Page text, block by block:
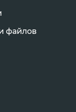
файлов